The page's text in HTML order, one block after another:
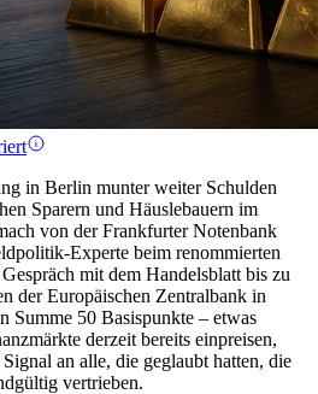
in Berlin munter weiter Schulden
Sparern und Häuslebauern im
von der Frankfurter Notenbank
Experte beim renommierten
mit dem Handelsblatt bis zu
der Europäischen Zentralbank in
Summe 50 Basispunkte – etwas
derzeit bereits einpreisen,
an alle, die geglaubt hatten, die
vertrieben.